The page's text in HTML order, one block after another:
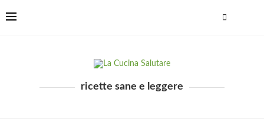
ricette sane e leggere